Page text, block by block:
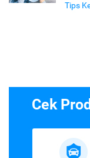
Tips
Cek